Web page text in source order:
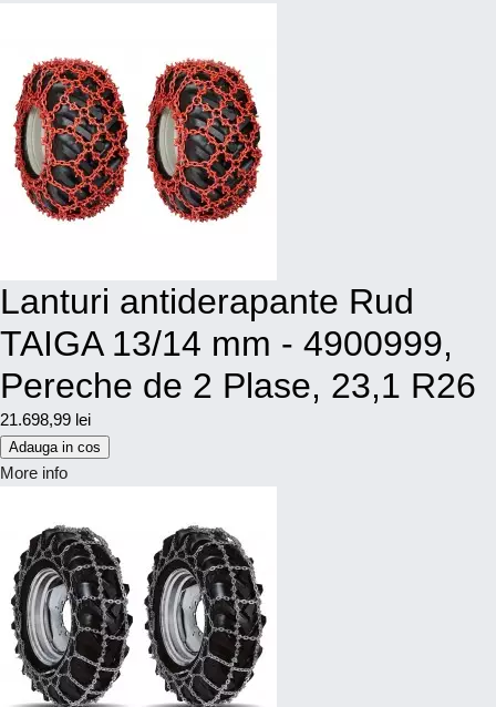
Lanturi antiderapante Rud
TAIGA 13/14 mm - 4900999,
Pereche de 2 Plase, 23,1 R26
21.698,99 lei
Adauga in cos
More info